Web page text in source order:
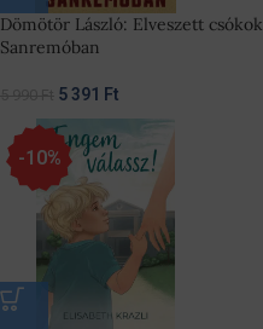
Dömötör László: Elveszett csókok
Sanremóban
5 391 Ft
-10%